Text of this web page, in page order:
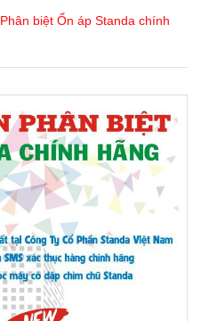
Phân biệt Ổn áp Standa chính